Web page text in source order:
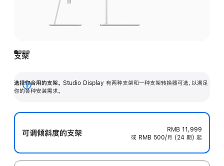
支架
选择你合用的支架。 Studio Display 有两种支架和一种支架转换器可选，以满足
你的各种安装需求。
展
可调倾斜度的支架
RMB 11,999
或 RMB 500/月 (24 期) 起